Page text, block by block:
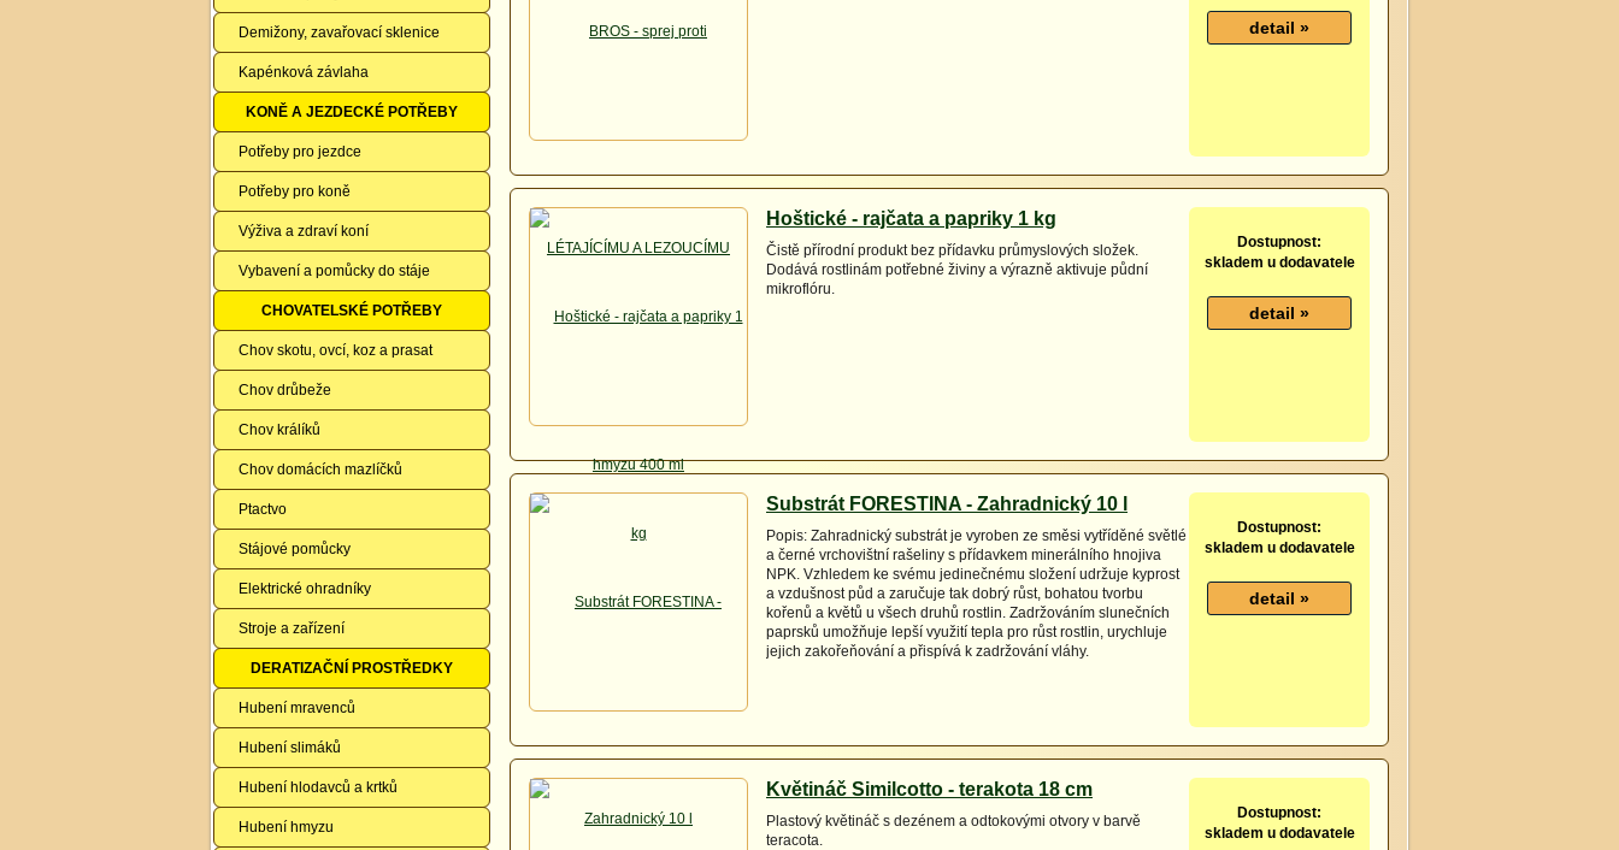
Demižony, zavařovací sklenice
Kapénková závlaha
KONĚ A JEZDECKÉ POTŘEBY
Potřeby pro jezdce
Potřeby pro koně
Výživa a zdraví koní
Vybavení a pomůcky do stáje
CHOVATELSKÉ POTŘEBY
Chov skotu, ovcí, koz a prasat
Chov drůbeže
Chov králíků
Chov domácích mazlíčků
Ptactvo
Stájové pomůcky
Elektrické ohradníky
Stroje a zařízení
DERATIZAČNÍ PROSTŘEDKY
Hubení mravenců
Hubení slimáků
Hubení hlodavců a krtků
Hubení hmyzu
Hoštické - rajčata a papriky 1 kg
Čistě přírodní produkt bez přídavku průmyslových složek.
Dodává rostlinám potřebné živiny a výrazně aktivuje půdní
mikroflóru.
Dostupnost:
skladem u dodavatele
Substrát FORESTINA - Zahradnický 10 l
Popis: Zahradnický substrát je vyroben ze směsi vytříděné světlé
a černé vrchovištní rašeliny s přídavkem minerálního hnojiva
NPK. Vzhledem ke svému jedinečnému složení udržuje kyprost
a vzdušnost půd a zaručuje tak dobrý růst, bohatou tvorbu
kořenů a květů u všech druhů rostlin. Zadržováním slunečních
paprsků umožňuje lepší využití tepla pro růst rostlin, urychluje
jejich zakořeňování a přispívá k zadržování vláhy.
Dostupnost:
skladem u dodavatele
Květináč Similcotto - terakota 18 cm
Plastový květináč s dezénem a odtokovými otvory v barvě
teracota.
Dostupnost:
skladem u dodavatele